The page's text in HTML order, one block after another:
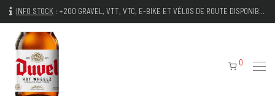
INFO STOCK : +200 GRAVEL, VTT, VTC, E-BIKE ET VÉLOS DE ROUTE DISPONIBLES IMMÉDIATEMENT
0